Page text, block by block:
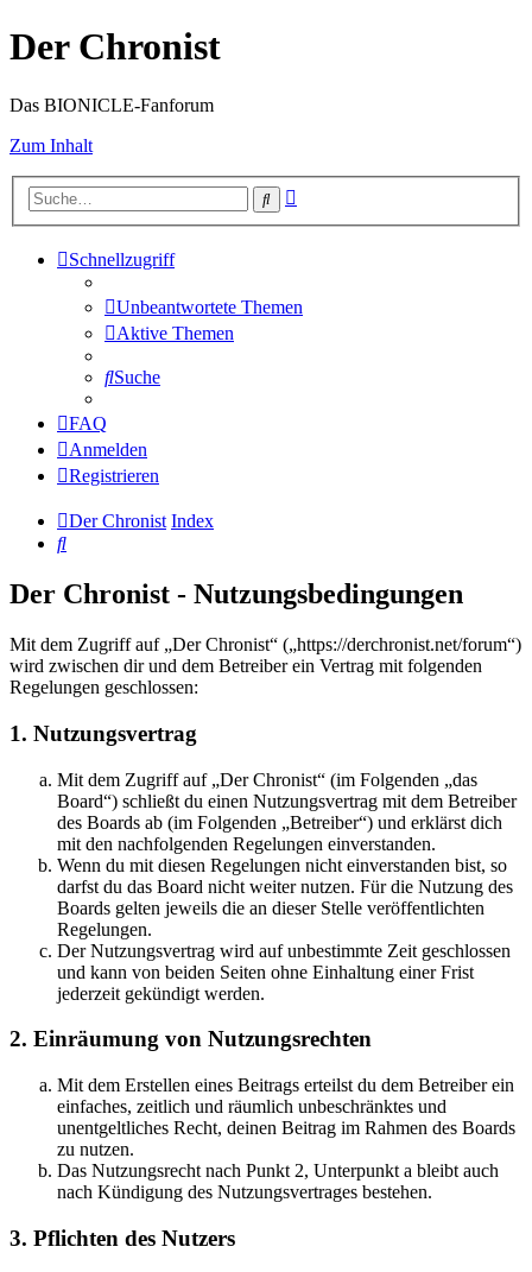
Der Chronist
Das BIONICLE-Fanforum
Zum Inhalt
Suche
Schnellzugriff
Unbeantwortete Themen
Aktive Themen
Suche
FAQ
Anmelden
Registrieren
Der Chronist Index
Suche
Der Chronist - Nutzungsbedingungen
Mit dem Zugriff auf „Der Chronist“ („https://derchronist.net/forum“)
wird zwischen dir und dem Betreiber ein Vertrag mit folgenden
Regelungen geschlossen:
1. Nutzungsvertrag
Mit dem Zugriff auf „Der Chronist“ (im Folgenden „das
Board“) schließt du einen Nutzungsvertrag mit dem Betreiber
des Boards ab (im Folgenden „Betreiber“) und erklärst dich
mit den nachfolgenden Regelungen einverstanden.
Wenn du mit diesen Regelungen nicht einverstanden bist, so
darfst du das Board nicht weiter nutzen. Für die Nutzung des
Boards gelten jeweils die an dieser Stelle veröffentlichten
Regelungen.
Der Nutzungsvertrag wird auf unbestimmte Zeit geschlossen
und kann von beiden Seiten ohne Einhaltung einer Frist
jederzeit gekündigt werden.
2. Einräumung von Nutzungsrechten
Mit dem Erstellen eines Beitrags erteilst du dem Betreiber ein
einfaches, zeitlich und räumlich unbeschränktes und
unentgeltliches Recht, deinen Beitrag im Rahmen des Boards
zu nutzen.
Das Nutzungsrecht nach Punkt 2, Unterpunkt a bleibt auch
nach Kündigung des Nutzungsvertrages bestehen.
3. Pflichten des Nutzers